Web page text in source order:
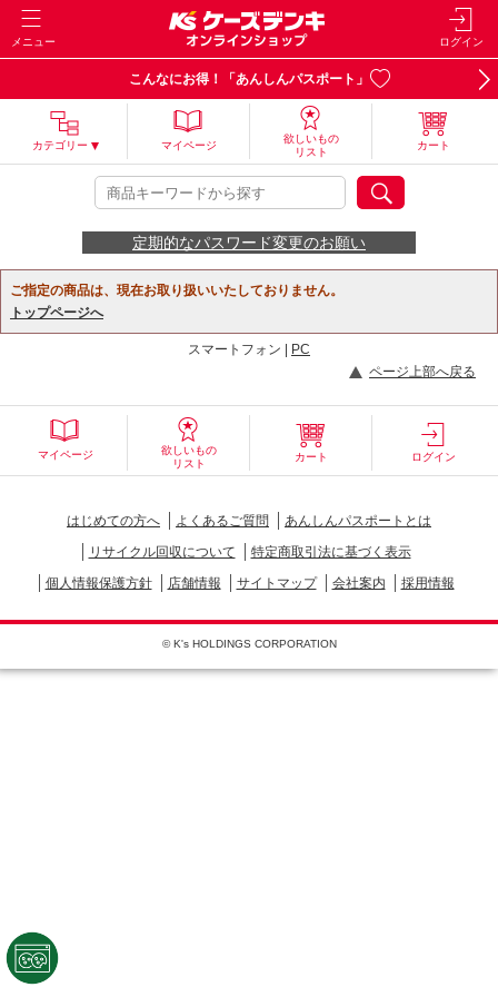
メニュー ログイン
こんなにお得！「あんしんパスポート」
カテゴリー マイページ
欲しいもの
リスト
カート
定期的なパスワード変更のお願い
ご指定の商品は、現在お取り扱いいたしておりません。
トップページへ
スマートフォン |
PC
ページ上部へ戻る
マイページ
欲しいもの
リスト
カート ログイン
はじめての方へ よくあるご質問
あんしんパスポートとは
リサイクル回収について
特定商取引法に基づく表示
個人情報保護方針
店舗情報 サイトマップ 会社案内 採用情報
© K's HOLDINGS CORPORATION